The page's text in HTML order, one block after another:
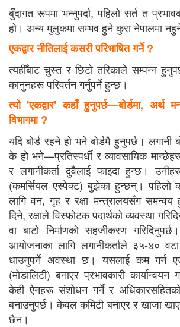
बुँदागत रूपमा भन्नुपर्दा, पहिलो सर्त त
हो। अन्य मुलुकमा सम्भव हुने कुरा नेपालमा
एकद्वार नीतिलाई कसरी परिभाषित गर्ने ?
त्यहीँबाट चुस्त र छिटो तरिकाले सम्पन्न
कानुनहरू परिवर्तन गर्नुपर्ने हुन्छ।
त्यो 'एकद्वार' कहाँ हुनुपर्छ—बोर्डमा, अर्थ
विभागमा ?
यदि बोर्ड रहने हो भने बोर्डमै हुनुपर्छ। लगानी
के हो भने—प्रतिस्पर्धी र व्यावसायिक
र लगानीकर्ता दुवैलाई फाइदा हुन्छ।
(कमर्सियल एस्पेक्ट) बुझेका हुन्छन्। पहिलो
लागि वन, गृह र रक्षा मन्त्रालयसँग समन्वय
दिने, रक्षाले विस्फोटक पदार्थको व्यवस्था
वा बाटो निर्माणको सहजीकरण
आयोजनाका लागि लगानीकर्ताले ३५-४०
धाउनुपर्ने अवस्था छ। यसलाई कम गर्न
(मोडालिटी) बनाएर प्रभावकारी कार्यान्वयन
केही ऐनहरू संशोधन गर्ने र
बनाउनुपर्छ। केवल कमिटी बनाएर र खाजा
छैन।